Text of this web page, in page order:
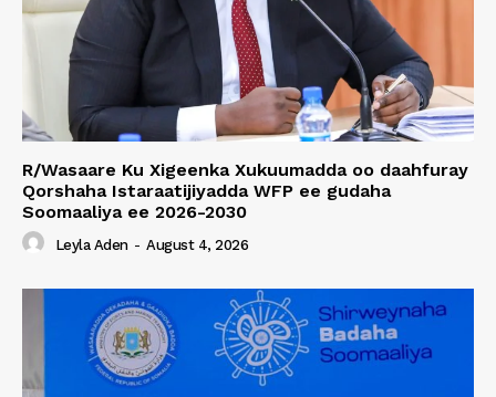
R/Wasaare Ku Xigeenka Xukuumadda oo daahfuray
Qorshaha Istaraatijiyadda WFP ee gudaha
Soomaaliya ee 2026-2030
Leyla Aden - August 4, 2026